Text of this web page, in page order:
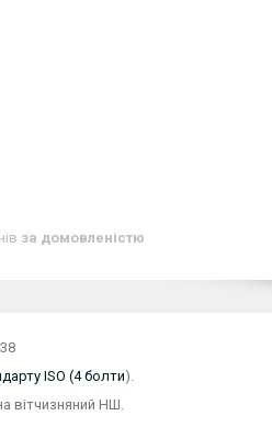
за домовленістю
ISO (4 болти).
вітчизняний НШ.